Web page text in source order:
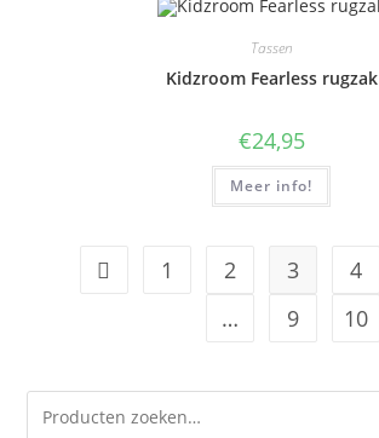
Tassen
Kidzroom Fearless rugzak
€24,95
Meer info!
1 2 3 4
…
9 10
Zoeken